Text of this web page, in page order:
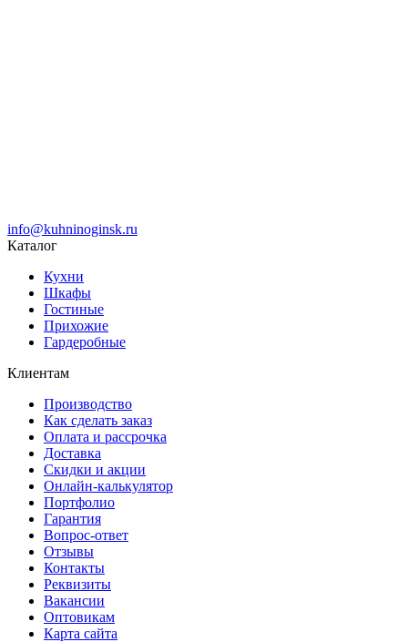
info@kuhninoginsk.ru
Каталог
Кухни
Шкафы
Гостиные
Прихожие
Гардеробные
Клиентам
Производство
Как сделать заказ
Оплата и рассрочка
Доставка
Скидки и акции
Онлайн-калькулятор
Портфолио
Гарантия
Вопрос-ответ
Отзывы
Контакты
Реквизиты
Вакансии
Оптовикам
Карта сайта